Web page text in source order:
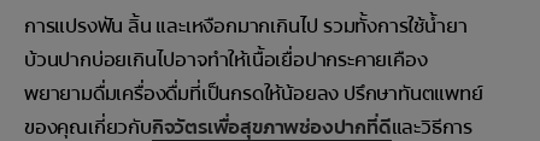
การแปรงฟัน ลิ้น และเหงือกมากเกินไป รวมทั้งการใช้น้ำยา
บ้วนปากบ่อยเกินไปอาจทำให้เนื้อเยื่อปากระคายเคือง
พยายามดื่มเครื่องดื่มที่เป็นกรดให้น้อยลง ปรึกษาทันตแพทย์
ของคุณเกี่ยวกับกิจวัตรเพื่อสุขภาพช่องปากที่ดีและวิธีการ